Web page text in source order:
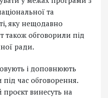
та
яку нещодавно
також обговорили під
ради.
і доповнюють
час обговорення.
проєкт винесуть на